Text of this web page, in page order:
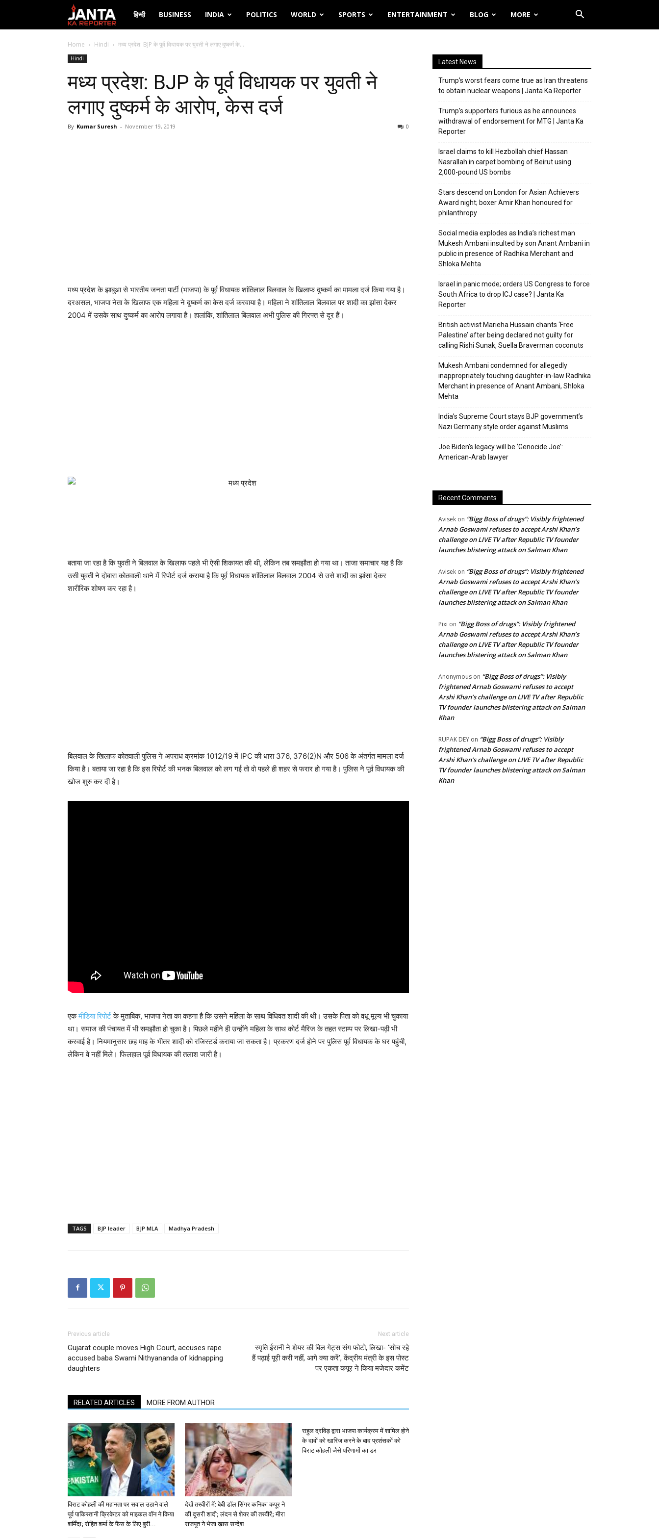
Janta
Ka
Reporter
हिन्दी BUSINESS INDIA POLITICS WORLD SPORTS ENTERTAINMENT BLOG MORE
Home Hindi मध्य प्रदेश: BJP के पूर्व विधायक पर युवती ने लगाए दुष्कर्म के...
Hindi
मध्य प्रदेश: BJP के पूर्व विधायक पर युवती ने
लगाए दुष्कर्म के आरोप, केस दर्ज
By Kumar Suresh - November 19, 2019 0
मध्य प्रदेश के झाबुआ से भारतीय जनता पार्टी (भाजपा) के पूर्व विधायक शांतिलाल बिलवाल के खिलाफ दुष्कर्म का मामला दर्ज किया गया है।
दरअसल, भाजपा नेता के खिलाफ एक महिला ने दुष्कर्म का केस दर्ज करवाया है। महिला ने शांतिलाल बिलवाल पर शादी का झांसा देकर
2004 में उसके साथ दुष्कर्म का आरोप लगाया है। हालांकि, शांतिलाल बिलवाल अभी पुलिस की गिरफ्त से दूर हैं।
बताया जा रहा है कि युवती ने बिलवाल के खिलाफ पहले भी ऐसी शिकायत की थी, लेकिन तब समझौता हो गया था। ताजा समाचार यह है कि
उसी युवती ने दोबारा कोतवाली थाने में रिपोर्ट दर्ज कराया है कि पूर्व विधायक शांतिलाल बिलवाल 2004 से उसे शादी का झांसा देकर
शारीरिक शोषण कर रहा है।
बिलवाल के खिलाफ कोतवाली पुलिस ने अपराध क्रमांक 1012/19 में IPC की धारा 376, 376(2)N और 506 के अंतर्गत मामला दर्ज
किया है। बताया जा रहा है कि इस रिपोर्ट की भनक बिलवाल को लग गई तो वो पहले ही शहर से फरार हो गया है। पुलिस ने पूर्व विधायक की
खोज शुरु कर दी है।
एकमीडिया रिपोर्टके मुताबिक, भाजपा नेता का कहना है कि उसने महिला के साथ विधिवत शादी की थी। उसके पिता को वधू मूल्य भी चुकाया
था। समाज की पंचायत में भी समझौता हो चुका है। पिछले महीने ही उन्होंने महिला के साथ कोर्ट मैरिज के तहत स्टाम्प पर लिखा-पढ़ी भी
करवाई है। नियमानुसार छह माह के भीतर शादी को रजिस्टर्ड कराया जा सकता है। प्रकरण दर्ज होने पर पुलिस पूर्व विधायक के घर पहुंची,
लेकिन वे नहीं मिले। फिलहाल पूर्व विधायक की तलाश जारी है।
TAGS BJP leader BJP MLA Madhya Pradesh
Previous article
Gujarat couple moves High Court, accuses rape
accused baba Swami Nithyananda of kidnapping
daughters
Next article
स्मृति ईरानी ने शेयर की बिल गेट्स संग फोटो, लिखा- ‘सोच रहे
हैं पढ़ाई पूरी करी नहीं, आगे क्या करें’, केंद्रीय मंत्री के इस पोस्ट
पर एकता कपूर ने किया मजेदार कमेंट
RELATED ARTICLES MORE FROM AUTHOR
विराट कोहली की महानता पर सवाल उठाने वाले
पूर्व पाकिस्तानी क्रिकेटर को माइकल वॉन ने किया
शर्मिंदा; रोहित शर्मा के फैंस के लिए बुरी...
देखें तस्वीरों में: बेबी डॉल सिंगर कनिका कपूर ने
की दूसरी शादी; लंदन से शेयर की तस्वीरें; मीरा
राजपूत ने भेजा ख़ास सन्देश
राहुल द्रविड़ द्वारा भाजपा कार्यक्रम में शामिल होने
के दावों को खारिज करने के बाद प्रशंसकों को
विराट कोहली जैसे परिणामों का डर
Latest News
Trump’s worst fears come true as Iran threatens
to obtain nuclear weapons | Janta Ka Reporter
Trump’s supporters furious as he announces
withdrawal of endorsement for MTG | Janta Ka
Reporter
Israel claims to kill Hezbollah chief Hassan
Nasrallah in carpet bombing of Beirut using
2,000-pound US bombs
Stars descend on London for Asian Achievers
Award night; boxer Amir Khan honoured for
philanthropy
Social media explodes as India’s richest man
Mukesh Ambani insulted by son Anant Ambani in
public in presence of Radhika Merchant and
Shloka Mehta
Israel in panic mode; orders US Congress to force
South Africa to drop ICJ case? | Janta Ka
Reporter
British activist Marieha Hussain chants ‘Free
Palestine’ after being declared not guilty for
calling Rishi Sunak, Suella Braverman coconuts
Mukesh Ambani condemned for allegedly
inappropriately touching daughter-in-law Radhika
Merchant in presence of Anant Ambani, Shloka
Mehta
India’s Supreme Court stays BJP government’s
Nazi Germany style order against Muslims
Joe Biden’s legacy will be ‘Genocide Joe’:
American-Arab lawyer
Recent Comments
Avisek on “Bigg Boss of drugs”: Visibly frightened
Arnab Goswami refuses to accept Arshi Khan’s
challenge on LIVE TV after Republic TV founder
launches blistering attack on Salman Khan
Avisek on “Bigg Boss of drugs”: Visibly frightened
Arnab Goswami refuses to accept Arshi Khan’s
challenge on LIVE TV after Republic TV founder
launches blistering attack on Salman Khan
Pixi on “Bigg Boss of drugs”: Visibly frightened
Arnab Goswami refuses to accept Arshi Khan’s
challenge on LIVE TV after Republic TV founder
launches blistering attack on Salman Khan
Anonymous on “Bigg Boss of drugs”: Visibly
frightened Arnab Goswami refuses to accept
Arshi Khan’s challenge on LIVE TV after Republic
TV founder launches blistering attack on Salman
Khan
RUPAK DEY on “Bigg Boss of drugs”: Visibly
frightened Arnab Goswami refuses to accept
Arshi Khan’s challenge on LIVE TV after Republic
TV founder launches blistering attack on Salman
Khan